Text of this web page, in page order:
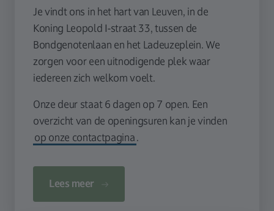
Je vindt ons in het hart van Leuven, in de
Koning Leopold I-straat 33, tussen de
Bondgenotenlaan en het Ladeuzeplein. We
zorgen voor een uitnodigende plek waar
iedereen zich welkom voelt.
Onze deur staat 6 dagen op 7 open. Een
overzicht van de openingsuren kan je vinden
op onze contactpagina.
Lees meer